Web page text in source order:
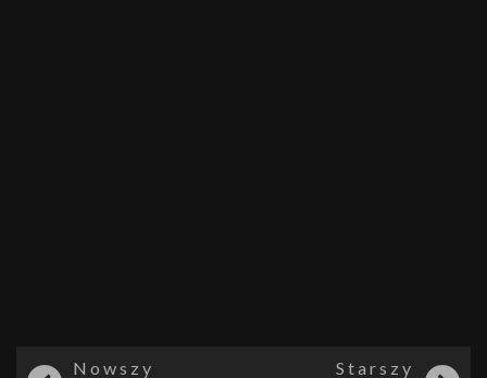
Nowszy Starszy